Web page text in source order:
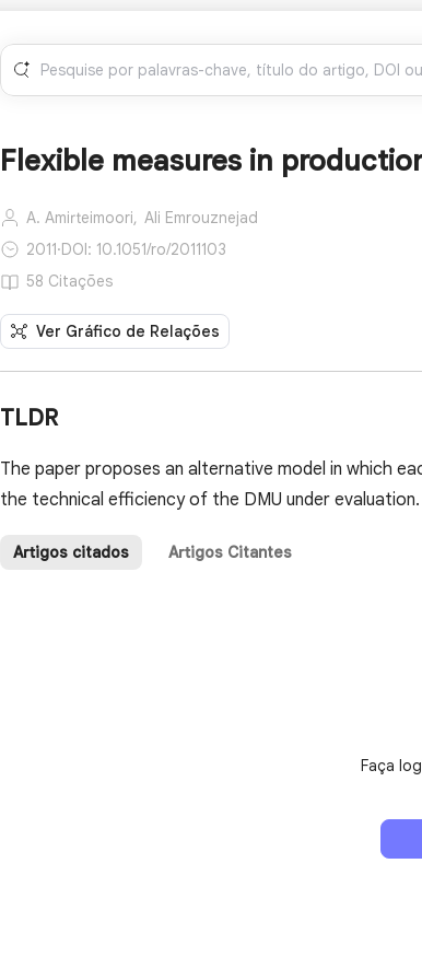
Flexible measures in
A. Amirteimoori, Ali Emrouznejad
2011·DOI: 10.1051/ro/2011103
58 Citações
Ver Gráfico de Relações
TLDR
The paper proposes an alternative model in which
the technical efficiency of the DMU under evaluation.
Artigos citados Artigos Citantes
Faça